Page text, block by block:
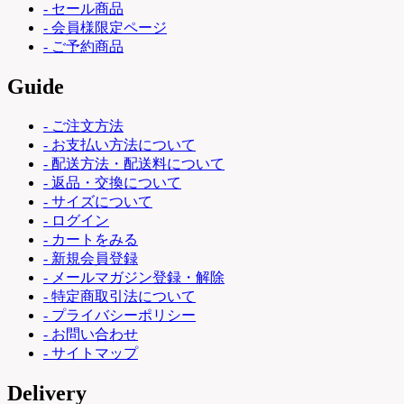
- セール商品
- 会員様限定ページ
- ご予約商品
Guide
- ご注文方法
- お支払い方法について
- 配送方法・配送料について
- 返品・交換について
- サイズについて
- ログイン
- カートをみる
- 新規会員登録
- メールマガジン登録・解除
- 特定商取引法について
- プライバシーポリシー
- お問い合わせ
- サイトマップ
Delivery